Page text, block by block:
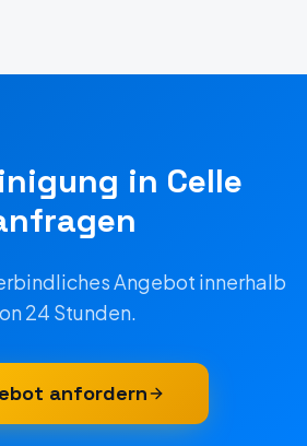
in Celle
Angebot innerhalb
24 Stunden.
anfordern